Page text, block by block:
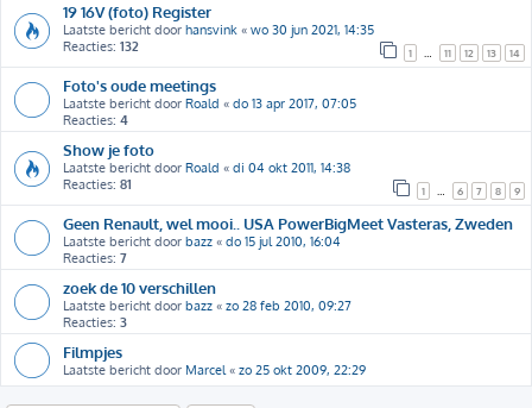
19 16V (foto) Register
Laatste bericht door hansvink « wo 30 jun 2021, 14:35
Reacties: 132 1 11 12 13 14
Foto's oude meetings
Laatste bericht door Roald « do 13 apr 2017, 07:05
Reacties: 4
Show je foto
Laatste bericht door Roald « di 04 okt 2011, 14:38
Reacties: 81 1 6 7 8 9
Geen Renault, wel mooi.. USA PowerBigMeet Vasteras, Zweden
Laatste bericht door bazz « do 15 jul 2010, 16:04
Reacties: 7
zoek de 10 verschillen
Laatste bericht door bazz « zo 28 feb 2010, 09:27
Reacties: 3
Filmpjes
Laatste bericht door Marcel« zo 25 okt 2009, 22:29